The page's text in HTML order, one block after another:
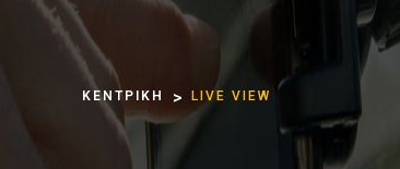
ΚΕΝΤΡΙΚΗ LIVE VIEW